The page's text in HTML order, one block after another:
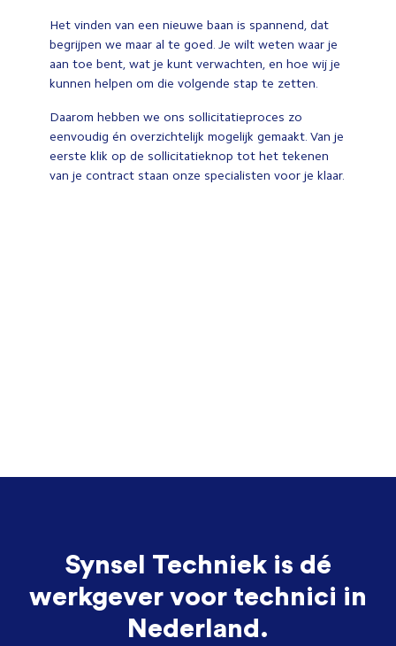
Het vinden van een nieuwe baan is spannend, dat
begrijpen we maar al te goed. Je wilt weten waar je
aan toe bent, wat je kunt verwachten, en hoe wij je
kunnen helpen om die volgende stap te zetten.
Daarom hebben we ons sollicitatieproces zo
eenvoudig én overzichtelijk mogelijk gemaakt. Van je
eerste klik op de sollicitatieknop tot het tekenen
van je contract staan onze specialisten voor je klaar.
Synsel Techniek is dé
werkgever voor technici in
Nederland.